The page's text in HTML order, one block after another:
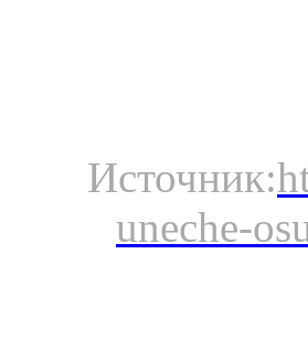
Источник:
uneche-